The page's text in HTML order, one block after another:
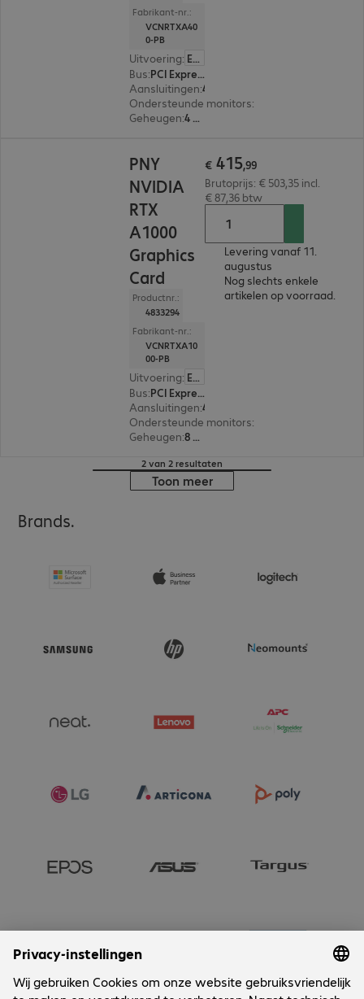
Fabrikant-nr.:
VCNRTXA40
0-PB
Uitvoering: Europa
Bus:
PCI Express x16
Aansluitingen:
Ondersteunde monitors:
Geheugen: 4 GB
PNY
NVIDIA
RTX
A1000
Graphics
Card
Productnr.:
4833294
Fabrikant-nr.:
VCNRTXA10
00-PB
Uitvoering: Europa
Bus:
PCI Express x16
Aansluitingen:
Ondersteunde monitors:
Geheugen: 8 GB
€ 415,99
Brutoprijs: € 503,35 incl.
€ 87,36 btw
Levering vanaf 11.
augustus
Nog slechts enkele
artikelen op voorraad.
2 van 2 resultaten
Toon meer
Brands.